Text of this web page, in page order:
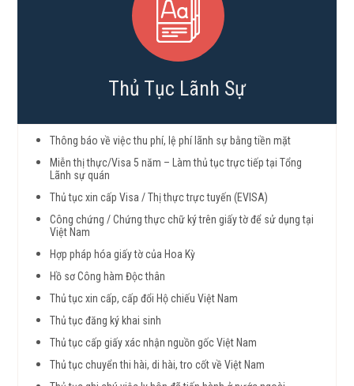
Thủ Tục Lãnh Sự
Thông báo về việc thu phí, lệ phí lãnh sự bằng tiền mặt
Miễn thị thực/Visa 5 năm – Làm thủ tục trực tiếp tại Tổng
Lãnh sự quán
Thủ tục xin cấp Visa / Thị thực trực tuyến (EVISA)
Công chứng / Chứng thực chữ ký trên giấy tờ để sử dụng tại
Việt Nam
Hợp pháp hóa giấy tờ của Hoa Kỳ
Hồ sơ Công hàm Độc thân
Thủ tục xin cấp, cấp đổi Hộ chiếu Việt Nam
Thủ tục đăng ký khai sinh
Thủ tục cấp giấy xác nhận nguồn gốc Việt Nam
Thủ tục chuyển thi hài, di hài, tro cốt về Việt Nam